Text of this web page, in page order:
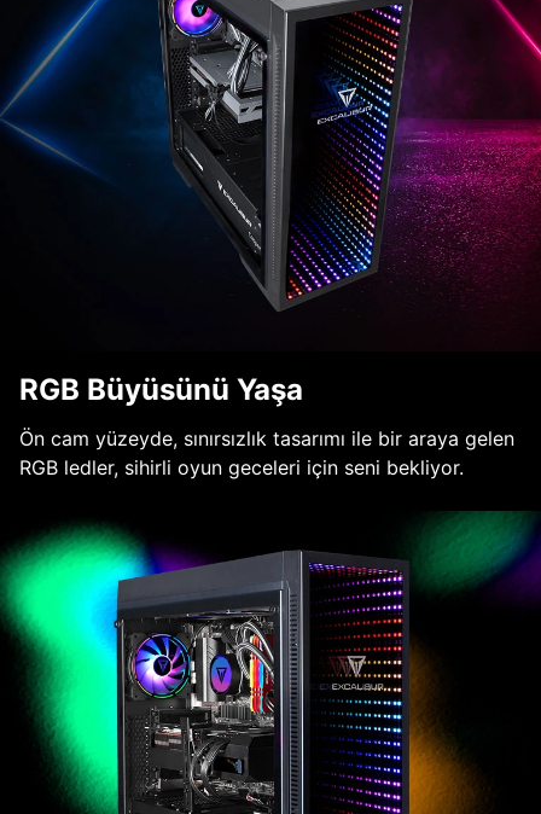
RGB Büyüsünü Yaşa
Ön cam yüzeyde, sınırsızlık tasarımı ile bir araya gelen
RGB ledler, sihirli oyun geceleri için seni bekliyor.